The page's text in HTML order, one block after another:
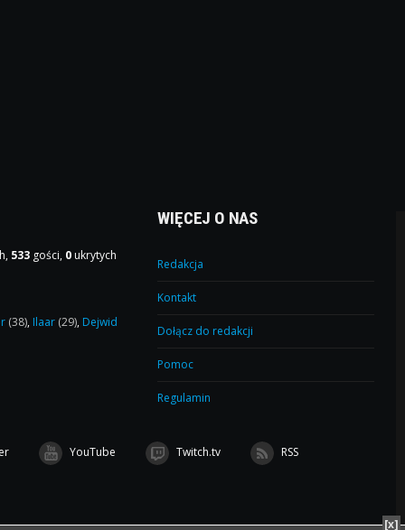
533 gości, 0 ukrytych
(38), Ilaar (29), Dejwid
WIĘCEJ O NAS
Redakcja
Kontakt
Dołącz do redakcji
Pomoc
Regulamin
YouTube Twitch.tv RSS
[x]